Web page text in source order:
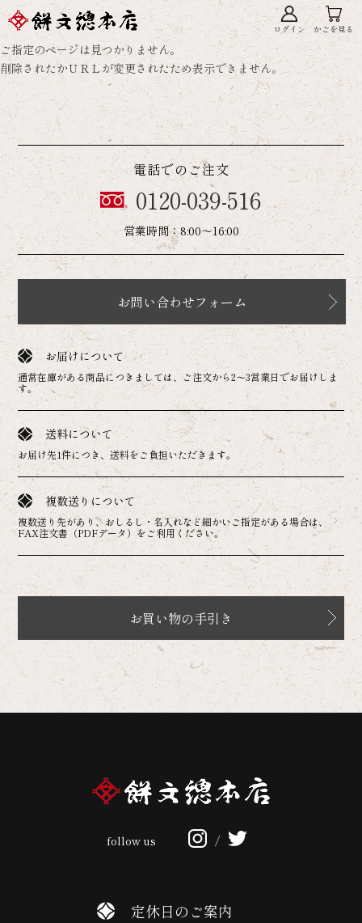
ログイン かごを見る
ご指定のページは見つかりません。
削除されたかＵＲＬが変更されたため表示できません。
電話でのご注文
0120-039-516
営業時間：8:00～16:00
お問い合わせフォーム
お届けについて
通常在庫がある商品につきましては、ご注文から2～3営業日でお届けしま
す。
送料について
お届け先1件につき、送料をご負担いただきます。
複数送りについて
複数送り先があり、おしるし・名入れなど細かいご指定がある場合は、
FAX注文書（PDFデータ）をご利用ください。
お買い物の手引き
follow us /
定休日のご案内